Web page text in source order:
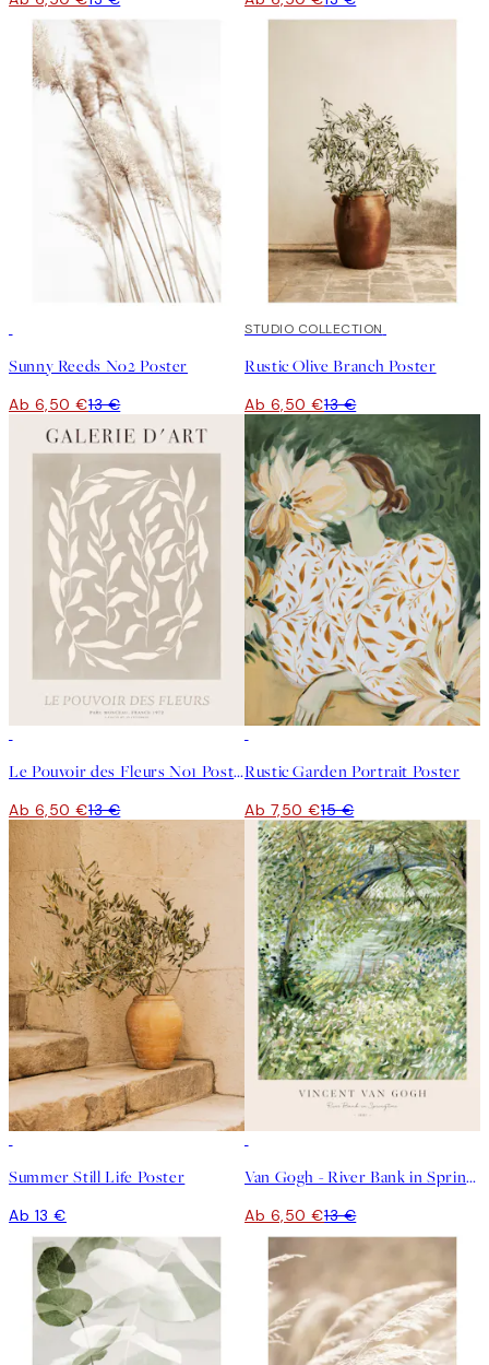
Sunny Reeds No2 Poster
Ab 6,50 €13 €
50%*
STUDIO COLLECTION
Rustic Olive Branch Poster
Ab 6,50 €13 €
Le Pouvoir des Fleurs No1 Poster
Ab 6,50 €13 €
Rustic Garden Portrait Poster
Ab 7,50 €15 €
Summer Still Life Poster
Ab 13 €
Van Gogh - River Bank in Springtime Poster
Ab 6,50 €13 €